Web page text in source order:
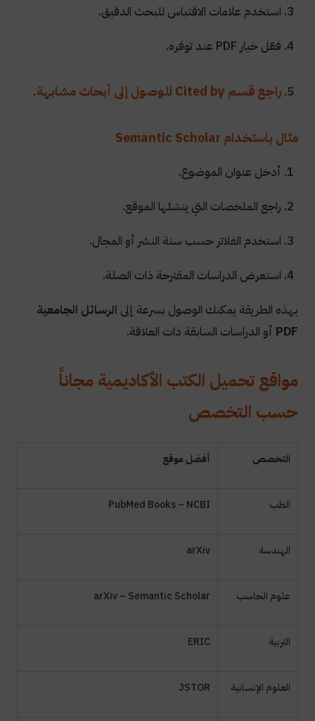
استخدم علامات الاقتباس للبحث الدقيق.
فعّل خيار PDF عند توفره.
راجع قسم Cited by للوصول إلى أبحاث مشابهة.
مثال باستخدام Semantic Scholar
أدخل عنوان الموضوع.
راجع الملخصات التي ينشئها الموقع.
استخدم الفلاتر حسب سنة النشر أو المجال.
استعرض الدراسات المقترحة ذات الصلة.
بهذه الطريقة يمكنك الوصول بسرعة إلى الرسائل الجامعية
PDF أو الدراسات السابقة ذات العلاقة.
مواقع تحميل الكتب الأكاديمية مجاناً
حسب التخصص
التخصص أفضل موقع
الطب PubMed Books – NCBI
الهندسة arXiv
علوم الحاسب arXiv – Semantic Scholar
التربية ERIC
العلوم الإنسانية JSTOR